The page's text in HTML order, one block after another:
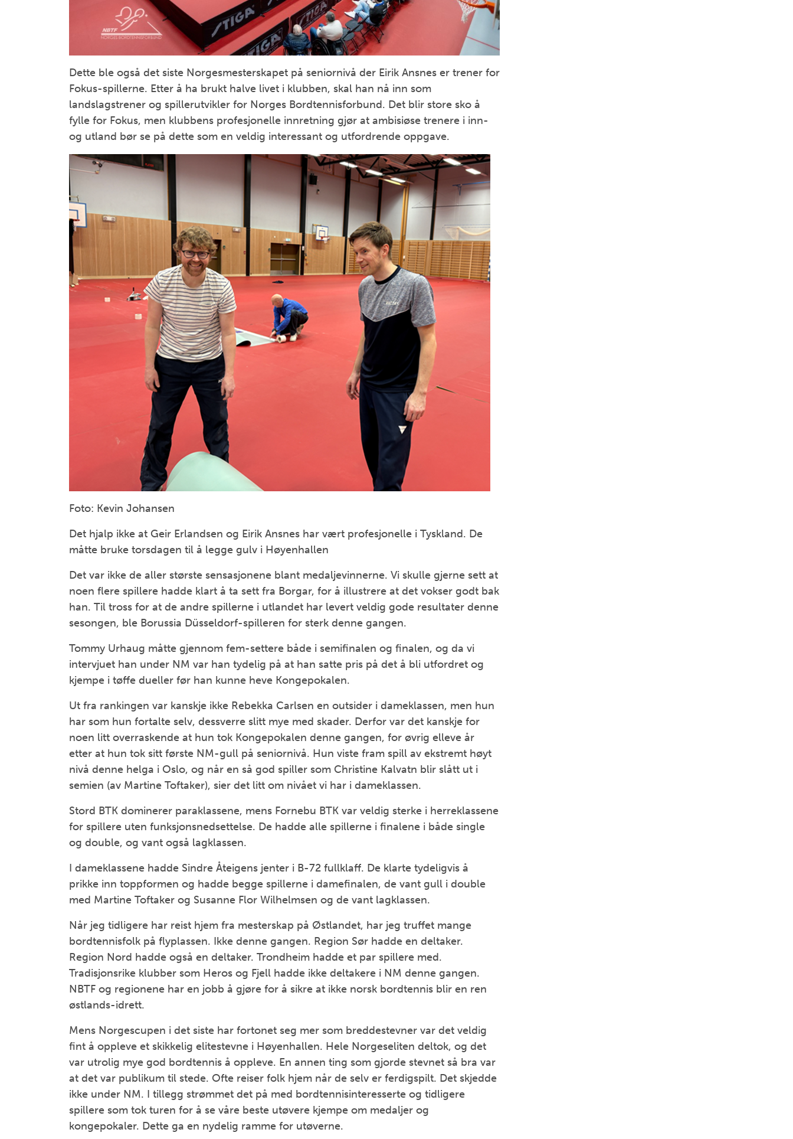
Dette ble også det siste Norgesmesterskapet på seniornivå der Eirik Ansnes er trener for
Fokus-spillerne. Etter å ha brukt halve livet i klubben, skal han nå inn som
landslagstrener og spillerutvikler for Norges Bordtennisforbund. Det blir store sko å
fylle for Fokus, men klubbens profesjonelle innretning gjør at ambisiøse trenere i inn-
og utland bør se på dette som en veldig interessant og utfordrende oppgave.
Foto: Kevin Johansen
Det hjalp ikke at Geir Erlandsen og Eirik Ansnes har vært profesjonelle i Tyskland. De
måtte bruke torsdagen til å legge gulv i Høyenhallen
Det var ikke de aller største sensasjonene blant medaljevinnerne. Vi skulle gjerne sett at
noen flere spillere hadde klart å ta sett fra Borgar, for å illustrere at det vokser godt bak
han. Til tross for at de andre spillerne i utlandet har levert veldig gode resultater denne
sesongen, ble Borussia Düsseldorf-spilleren for sterk denne gangen.
Tommy Urhaug måtte gjennom fem-settere både i semifinalen og finalen, og da vi
intervjuet han under NM var han tydelig på at han satte pris på det å bli utfordret og
kjempe i tøffe dueller før han kunne heve Kongepokalen.
Ut fra rankingen var kanskje ikke Rebekka Carlsen en outsider i dameklassen, men hun
har som hun fortalte selv, dessverre slitt mye med skader. Derfor var det kanskje for
noen litt overraskende at hun tok Kongepokalen denne gangen, for øvrig elleve år
etter at hun tok sitt første NM-gull på seniornivå. Hun viste fram spill av ekstremt høyt
nivå denne helga i Oslo, og når en så god spiller som Christine Kalvatn blir slått ut i
semien (av Martine Toftaker), sier det litt om nivået vi har i dameklassen.
Stord BTK dominerer paraklassene, mens Fornebu BTK var veldig sterke i herreklassene
for spillere uten funksjonsnedsettelse. De hadde alle spillerne i finalene i både single
og double, og vant også lagklassen.
I dameklassene hadde Sindre Åteigens jenter i B-72 fullklaff. De klarte tydeligvis å
prikke inn toppformen og hadde begge spillerne i damefinalen, de vant gull i double
med Martine Toftaker og Susanne Flor Wilhelmsen og de vant lagklassen.
Når jeg tidligere har reist hjem fra mesterskap på Østlandet, har jeg truffet mange
bordtennisfolk på flyplassen. Ikke denne gangen. Region Sør hadde en deltaker.
Region Nord hadde også en deltaker. Trondheim hadde et par spillere med.
Tradisjonsrike klubber som Heros og Fjell hadde ikke deltakere i NM denne gangen.
NBTF og regionene har en jobb å gjøre for å sikre at ikke norsk bordtennis blir en ren
østlands-idrett.
Mens Norgescupen i det siste har fortonet seg mer som breddestevner var det veldig
fint å oppleve et skikkelig elitestevne i Høyenhallen. Hele Norgeseliten deltok, og det
var utrolig mye god bordtennis å oppleve. En annen ting som gjorde stevnet så bra var
at det var publikum til stede. Ofte reiser folk hjem når de selv er ferdigspilt. Det skjedde
ikke under NM. I tillegg strømmet det på med bordtennisinteresserte og tidligere
spillere som tok turen for å se våre beste utøvere kjempe om medaljer og
kongepokaler. Dette ga en nydelig ramme for utøverne.